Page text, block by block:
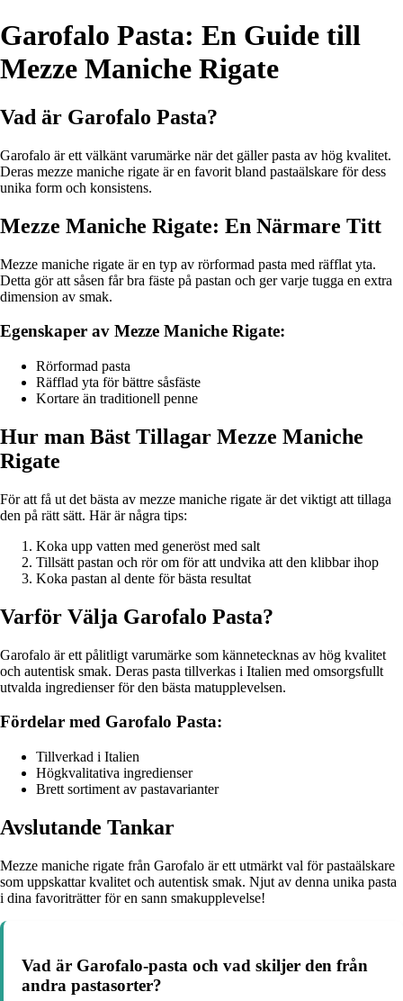
Garofalo Pasta: En Guide till
Mezze Maniche Rigate
Vad är Garofalo Pasta?
Garofalo är ett välkänt varumärke när det gäller pasta av hög kvalitet.
Deras mezze maniche rigate är en favorit bland pastaälskare för dess
unika form och konsistens.
Mezze Maniche Rigate: En Närmare Titt
Mezze maniche rigate är en typ av rörformad pasta med räfflat yta.
Detta gör att såsen får bra fäste på pastan och ger varje tugga en extra
dimension av smak.
Egenskaper av Mezze Maniche Rigate:
Rörformad pasta
Räfflad yta för bättre såsfäste
Kortare än traditionell penne
Hur man Bäst Tillagar Mezze Maniche
Rigate
För att få ut det bästa av mezze maniche rigate är det viktigt att tillaga
den på rätt sätt. Här är några tips:
Koka upp vatten med generöst med salt
Tillsätt pastan och rör om för att undvika att den klibbar ihop
Koka pastan al dente för bästa resultat
Varför Välja Garofalo Pasta?
Garofalo är ett pålitligt varumärke som kännetecknas av hög kvalitet
och autentisk smak. Deras pasta tillverkas i Italien med omsorgsfullt
utvalda ingredienser för den bästa matupplevelsen.
Fördelar med Garofalo Pasta:
Tillverkad i Italien
Högkvalitativa ingredienser
Brett sortiment av pastavarianter
Avslutande Tankar
Mezze maniche rigate från Garofalo är ett utmärkt val för pastaälskare
som uppskattar kvalitet och autentisk smak. Njut av denna unika pasta
i dina favoriträtter för en sann smakupplevelse!
Vad är Garofalo-pasta och vad skiljer den från
andra pastasorter?